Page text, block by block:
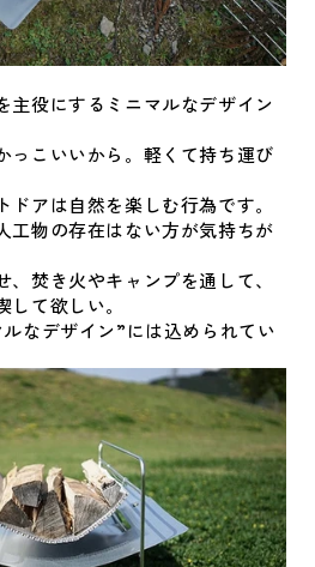
主役にするミニマルなデザイン
っこいいから。軽くて持ち運び
アは自然を楽しむ行為です。
工物の存在はない方が気持ちが
焚き火やキャンプを通して、
て欲しい。
なデザイン”には込められてい